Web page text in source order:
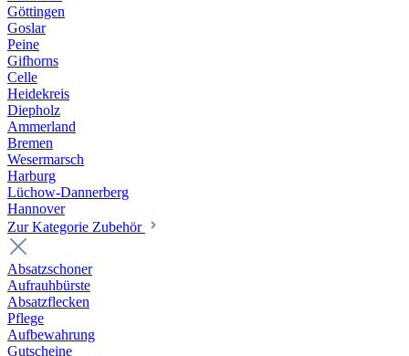
Göttingen
Goslar
Peine
Gifhorns
Celle
Heidekreis
Diepholz
Ammerland
Bremen
Wesermarsch
Harburg
Lüchow-Dannerberg
Hannover
Zur Kategorie Zubehör
Absatzschoner
Aufrauhbürste
Absatzflecken
Pflege
Aufbewahrung
Gutscheine